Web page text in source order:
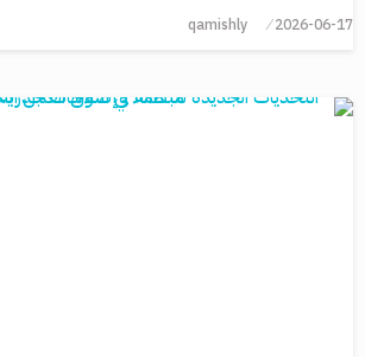
2026-06-17
qamishly